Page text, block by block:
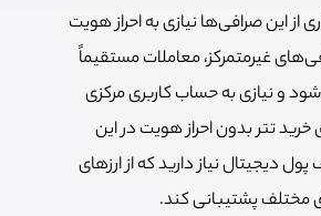
از این صرافی‌ها نیازی به احراز هویت
غیرمتمرکز، معاملات مستقیماً
و نیازی به حساب کاربری مرکزی
خرید تتر بدون احراز هویت در این
دیجیتال نیاز دارید که از ارزهای
مختلف پشتیبانی کند.